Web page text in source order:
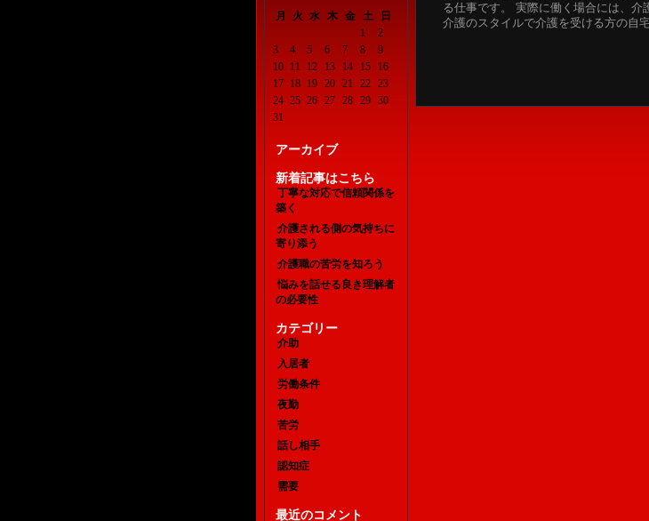
る仕事です。 実際に働く場合には、
介護のスタイルで介護を受ける方の自
月 火 水 木 金 土
日
1
2
3
4 5 6 7 8
9
10
11 12 13 14 15
16
17
18 19 20 21 22
23
24 25 26 27 28 29
30
31
アーカイブ
新着記事はこちら
丁寧な対応で信頼関係を
築く
介護される側の気持ちに
寄り添う
介護職の苦労を知ろう
悩みを話せる良き理解者
の必要性
カテゴリー
介助
入居者
労働条件
夜勤
苦労
話し相手
認知症
需要
最近のコメント